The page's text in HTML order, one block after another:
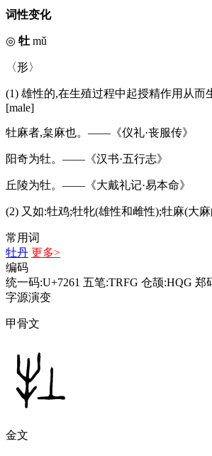
词性变化
◎ 牡 mǔ
〈形〉
(1) 雄性的,在生殖过程中起授精作用从而
[male]
牡麻者,枲麻也。——《仪礼·丧服传》
阳奇为牡。——《汉书·五行志》
丘陵为牡。——《大戴礼记·易本命》
(2) 又如:牡鸡;牡牝(雄性和雌性);牡麻(大
常用词
牡丹 更多>
编码
统一码:U+7261 五笔:TRFG 仓颉:HQG 郑
字源演变
甲骨文
金文